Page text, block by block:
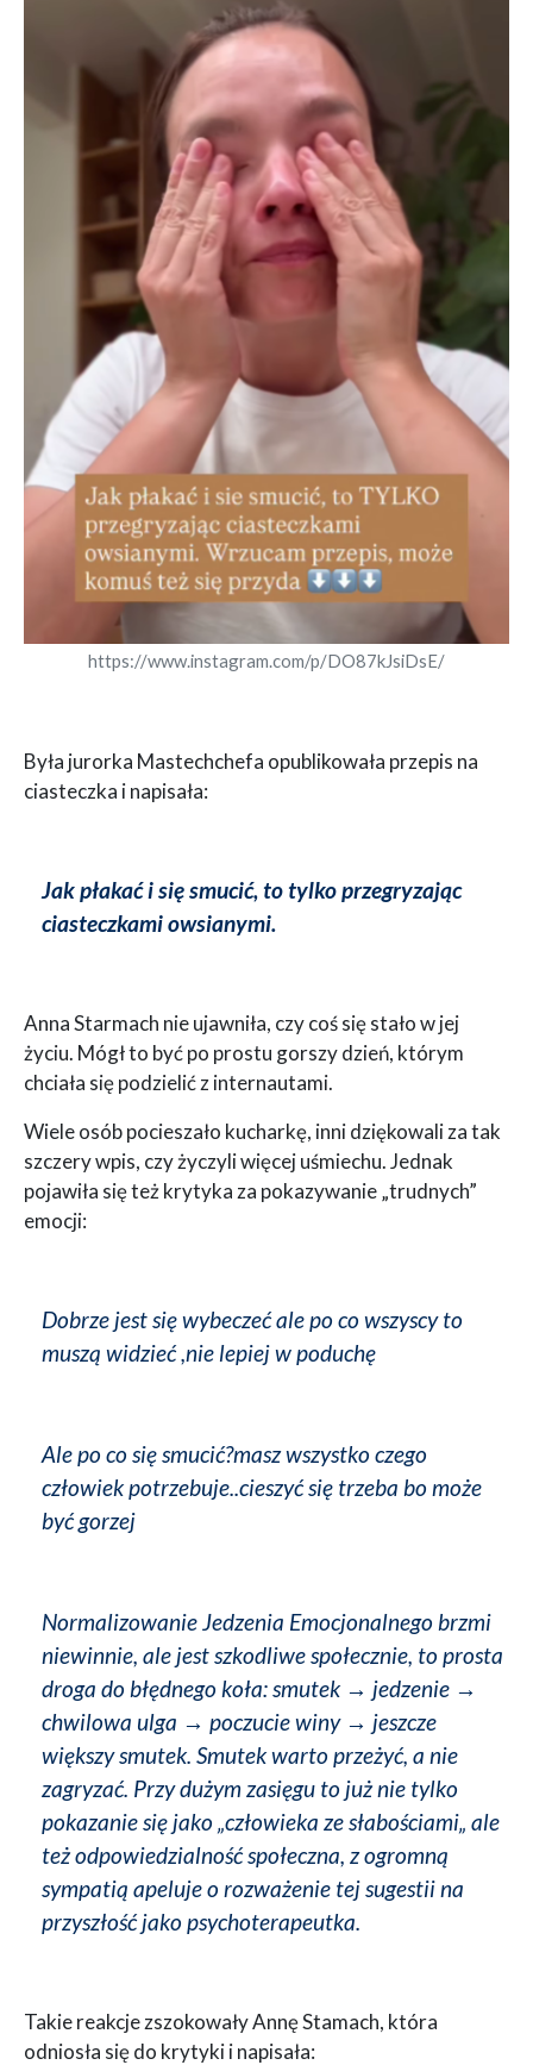
https://www.instagram.com/p/DO87kJsiDsE/
Była jurorka Mastechchefa opublikowała przepis na
ciasteczka i napisała:
Jak płakać i się smucić, to tylko przegryzając
ciasteczkami owsianymi.
Anna Starmach nie ujawniła, czy coś się stało w jej
życiu. Mógł to być po prostu gorszy dzień, którym
chciała się podzielić z internautami.
Wiele osób pocieszało kucharkę, inni dziękowali za tak
szczery wpis, czy życzyli więcej uśmiechu. Jednak
pojawiła się też krytyka za pokazywanie „trudnych”
emocji:
Dobrze jest się wybeczeć ale po co wszyscy to
muszą widzieć ,nie lepiej w poduchę
Ale po co się smucić?masz wszystko czego
człowiek potrzebuje..cieszyć się trzeba bo może
być gorzej
Normalizowanie Jedzenia Emocjonalnego brzmi
niewinnie, ale jest szkodliwe społecznie, to prosta
droga do błędnego koła: smutek → jedzenie →
chwilowa ulga → poczucie winy → jeszcze
większy smutek. Smutek warto przeżyć, a nie
zagryzać. Przy dużym zasięgu to już nie tylko
pokazanie się jako „człowieka ze słabościami„ ale
też odpowiedzialność społeczna, z ogromną
sympatią apeluje o rozważenie tej sugestii na
przyszłość jako psychoterapeutka.
Takie reakcje zszokowały Annę Stamach, która
odniosła się do krytyki i napisała: